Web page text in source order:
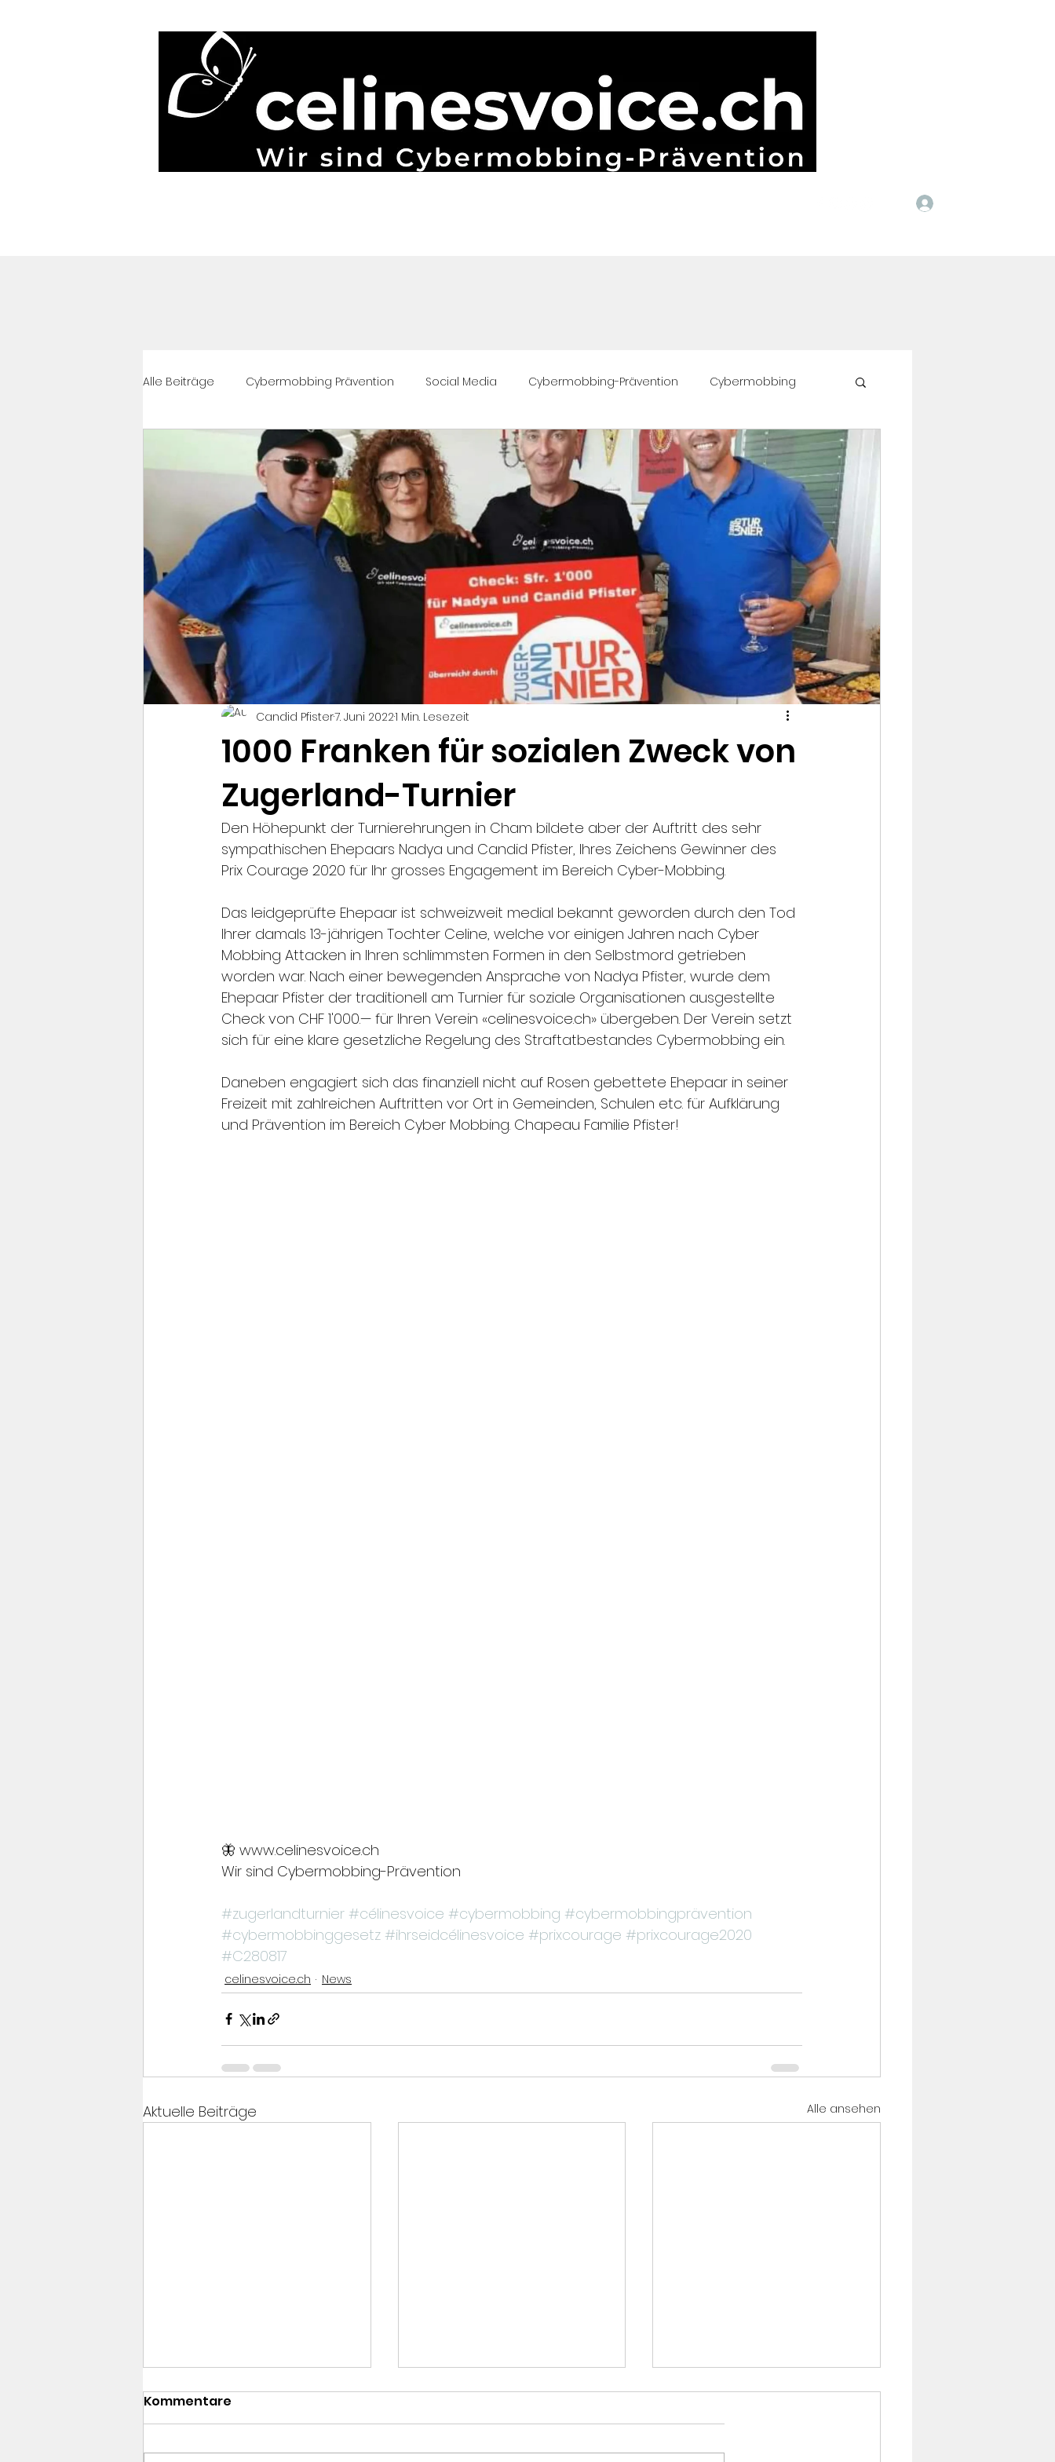
Alle Beiträge Cybermobbing Prävention Social Media Cybermobbing-Prävention Cybermobbing
Cybermobbingfall Céline Céline Yeraz celinesvoice.ch Workshop #célinesvoice
PrixCourage Cybermobbinggesetz Nimo 🤍 🖤🖤🦋 Mobbing
1000 Franken für sozialen Zweck von
Zugerland-Turnier
Candid Pfister7. Juni 20221 Min. Lesezeit
Den Höhepunkt der Turnierehrungen in Cham bildete aber der Auftritt des sehr
sympathischen Ehepaars Nadya und Candid Pfister, Ihres Zeichens Gewinner des
Prix Courage 2020 für Ihr grosses Engagement im Bereich Cyber-Mobbing.
Das leidgeprüfte Ehepaar ist schweizweit medial bekannt geworden durch den Tod
Ihrer damals 13-jährigen Tochter Celine, welche vor einigen Jahren nach Cyber
Mobbing Attacken in Ihren schlimmsten Formen in den Selbstmord getrieben
worden war. Nach einer bewegenden Ansprache von Nadya Pfister, wurde dem
Ehepaar Pfister der traditionell am Turnier für soziale Organisationen ausgestellte
Check von CHF 1'000.— für Ihren Verein «celinesvoice.ch» übergeben. Der Verein setzt
sich für eine klare gesetzliche Regelung des Straftatbestandes Cybermobbing ein.
Daneben engagiert sich das finanziell nicht auf Rosen gebettete Ehepaar in seiner
Freizeit mit zahlreichen Auftritten vor Ort in Gemeinden, Schulen etc. für Aufklärung
und Prävention im Bereich Cyber Mobbing. Chapeau Familie Pfister!
🦋 www.celinesvoice.ch
Wir sind Cybermobbing-Prävention
#zugerlandturnier #célinesvoice #cybermobbing #cybermobbingprävention
#cybermobbinggesetz #ihrseidcélinesvoice #prixcourage #prixcourage2020
#C280817
celinesvoice.ch News
Aktuelle Beiträge Alle ansehen
Kommentare